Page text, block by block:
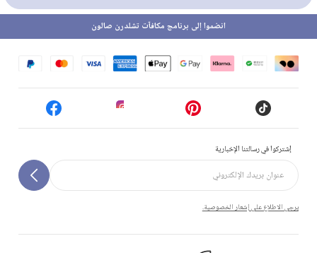
إشتركوا في رسالتنا الإخبارية
يرجى الاطلاع على إشعار الخصوصية.
انضموا إلى برنامج مكافآت تشلدرن صالون